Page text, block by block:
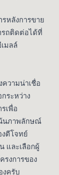
หลังการขาย
รถติดต่อได้ที่
มลล์
วามน่าเชื่อ
ระหว่าง
เพื่อ
นภาพลักษณ์
ตีโจทย์
และเลือกผู้
รงการของ
งครับ